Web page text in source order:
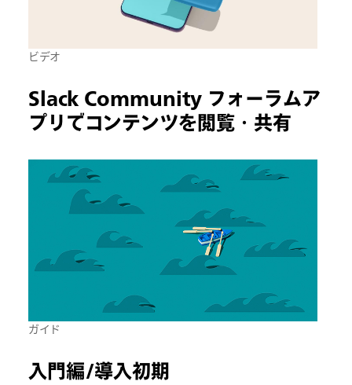
ビデオ
Slack Community フォーラムア
プリでコンテンツを閲覧・共有
ガイド
入門編/導入初期